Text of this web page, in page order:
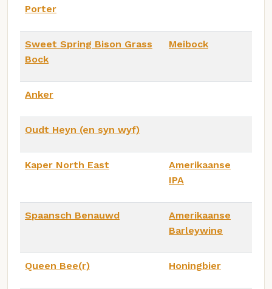
Porter
Sweet Spring Bison Grass
Bock
Meibock
Anker
Oudt Heyn (en syn wyf)
Kaper North East
Amerikaanse
IPA
Spaansch Benauwd
Amerikaanse
Barleywine
Queen Bee(r) Honingbier